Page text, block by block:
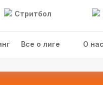
Стритбол
Все о лиге О нас